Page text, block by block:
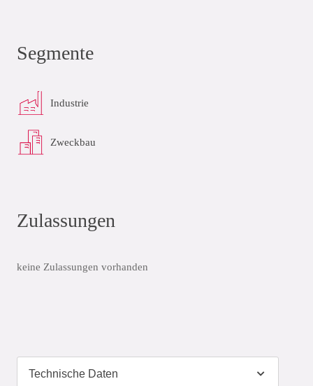
Segmente
Industrie
Zweckbau
Zulassungen
keine Zulassungen vorhanden